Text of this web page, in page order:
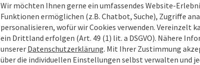
15 12 1
U-Form Gala
Wir möchten Ihnen gerne ein umfassendes Website-
Funktionen ermöglichen (z.B. Chatbot, Suche), Zugriffe
personalisieren, wofür wir Cookies verwenden. Vereinzelt
ein Drittland erfolgen (Art. 49 (1) lit. a DSGVO). Nähere
unserer Datenschutzerklärung. Mit Ihrer Zustimmung
über die individuellen Einstellungen selbst verwalten und